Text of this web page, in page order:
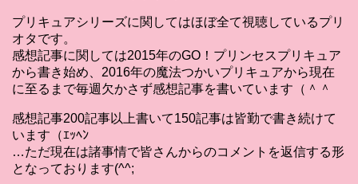
プリキュアシリーズに関してはほぼ全て視聴しているプリ
オタです。
感想記事に関しては2015年のGO！プリンセスプリキュア
から書き始め、2016年の魔法つかいプリキュアから現在
に至るまで毎週欠かさず感想記事を書いています（＾＾
感想記事200記事以上書いて150記事は皆勤で書き続けて
います（ｴｯﾍﾝ
…ただ現在は諸事情で皆さんからのコメントを返信する形
となっております(^^;